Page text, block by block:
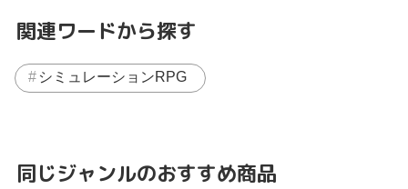
関連ワードから探す
シミュレーションRPG
同じジャンルのおすすめ商品